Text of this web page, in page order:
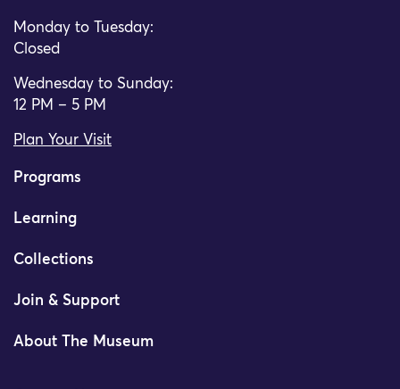
Monday to Tuesday:
Closed
Wednesday to Sunday:
12 PM – 5 PM
Plan Your Visit
Programs
Learning
Collections
Join & Support
About The Museum